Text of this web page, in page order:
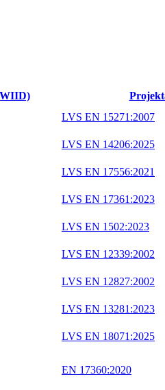
LVS EN 15271:2007
LVS EN 14206:2025
LVS EN 17556:2021
LVS EN 17361:2023
LVS EN 1502:2023
LVS EN 12339:2002
LVS EN 12827:2002
LVS EN 13281:2023
LVS EN 18071:2025
EN 17360:2020